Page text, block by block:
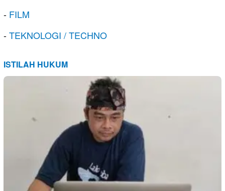
- FILM
-TEKNOLOGI / TECHNO
ISTILAH HUKUM